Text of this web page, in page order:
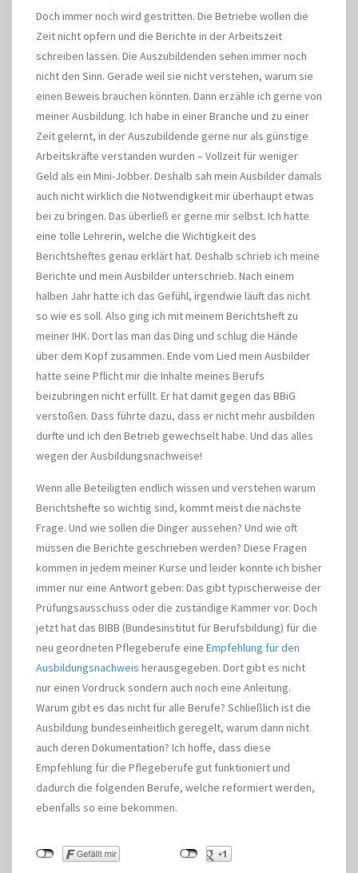
Doch immer noch wird gestritten. Die Betriebe wollen die
Zeit nicht opfern und die Berichte in der Arbeitszeit
schreiben lassen. Die Auszubildenden sehen immer noch
nicht den Sinn. Gerade weil sie nicht verstehen, warum sie
einen Beweis brauchen könnten. Dann erzähle ich gerne von
meiner Ausbildung. Ich habe in einer Branche und zu einer
Zeit gelernt, in der Auszubildende gerne nur als günstige
Arbeitskräfte verstanden wurden – Vollzeit für weniger
Geld als ein Mini-Jobber. Deshalb sah mein Ausbilder damals
auch nicht wirklich die Notwendigkeit mir überhaupt etwas
bei zu bringen. Das überließ er gerne mir selbst. Ich hatte
eine tolle Lehrerin, welche die Wichtigkeit des
Berichtsheftes genau erklärt hat. Deshalb schrieb ich meine
Berichte und mein Ausbilder unterschrieb. Nach einem
halben Jahr hatte ich das Gefühl, irgendwie läuft das nicht
so wie es soll. Also ging ich mit meinem Berichtsheft zu
meiner IHK. Dort las man das Ding und schlug die Hände
über dem Kopf zusammen. Ende vom Lied mein Ausbilder
hatte seine Pflicht mir die Inhalte meines Berufs
beizubringen nicht erfüllt. Er hat damit gegen das BBiG
verstoßen. Dass führte dazu, dass er nicht mehr ausbilden
durfte und ich den Betrieb gewechselt habe. Und das alles
wegen der Ausbildungsnachweise!
Wenn alle Beteiligten endlich wissen und verstehen warum
Berichtshefte so wichtig sind, kommt meist die nächste
Frage. Und wie sollen die Dinger aussehen? Und wie oft
müssen die Berichte geschrieben werden? Diese Fragen
kommen in jedem meiner Kurse und leider konnte ich bisher
immer nur eine Antwort geben: Das gibt typischerweise der
Prüfungsausschuss oder die zuständige Kammer vor. Doch
jetzt hat das BIBB (Bundesinstitut für Berufsbildung) für die
neu geordneten Pflegeberufe eine Empfehlung für den
Ausbildungsnachweis herausgegeben. Dort gibt es nicht
nur einen Vordruck sondern auch noch eine Anleitung.
Warum gibt es das nicht für alle Berufe? Schließlich ist die
Ausbildung bundeseinheitlich geregelt, warum dann nicht
auch deren Dokumentation? Ich hoffe, dass diese
Empfehlung für die Pflegeberufe gut funktioniert und
dadurch die folgenden Berufe, welche reformiert werden,
ebenfalls so eine bekommen.